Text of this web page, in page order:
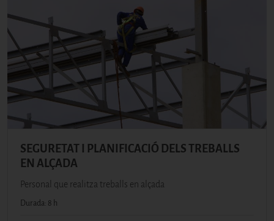
SEGURETAT I PLANIFICACIÓ DELS TREBALLS
EN ALÇADA
Personal que realitza treballs en alçada
Durada: 8 h